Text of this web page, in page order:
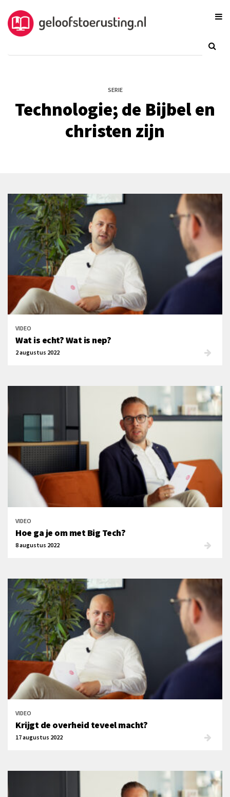
SERIE
Technologie; de Bijbel en
christen zijn
VIDEO
Wat is echt? Wat is nep?
2 augustus 2022
VIDEO
Hoe ga je om met Big Tech?
8 augustus 2022
VIDEO
Krijgt de overheid teveel macht?
17 augustus 2022